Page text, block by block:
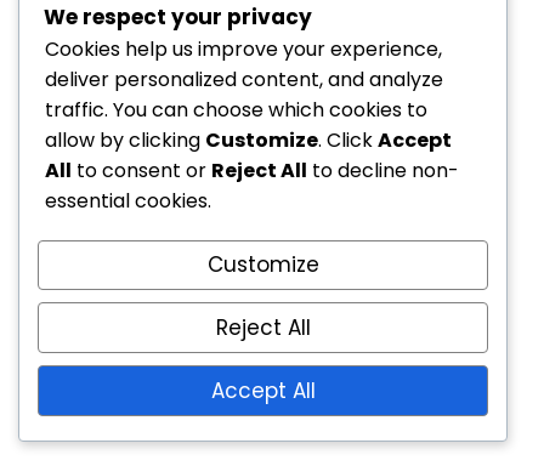
Ημερήσιες Συσκευασίες Αξιώσεων: Ανταμοιβές
SimCash, Αποκλειστικά αντικείμενα, Μπόνους
περιεχόμενο
Ημερήσιες Συσκευασίες Αξιώσεων: Συλλεκτικά
αντικείμενα, Μπόνους νόμισμα, Αποκλειστικό
Οφέλη Μηνιαίας Κάρτας: Επιπλέον ανταμοιβές,
Αποκλειστικά αντικείμενα, Συμμετοχή σε εκδηλώσεις
Sims Mobile Δωρεάν Πακέτο Ανταμοιβών:
Μοναδικά αντικείμενα, Μπόνους νόμισμα, Καθημερινή
We respect your privacy
Cookies help us improve your experience,
deliver personalized content, and analyze
traffic. You can choose which cookies to
allow by clicking Customize. ClickAccept
All to consent or Reject All to decline non-
essential cookies.
Customize
Reject All
Accept All